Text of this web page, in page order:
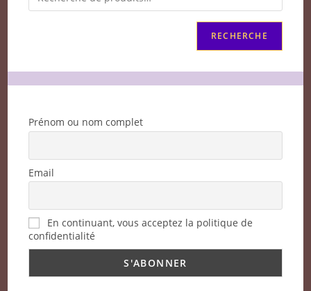
RECHERCHE
Prénom ou nom complet
Email
En continuant, vous acceptez la politique de
confidentialité